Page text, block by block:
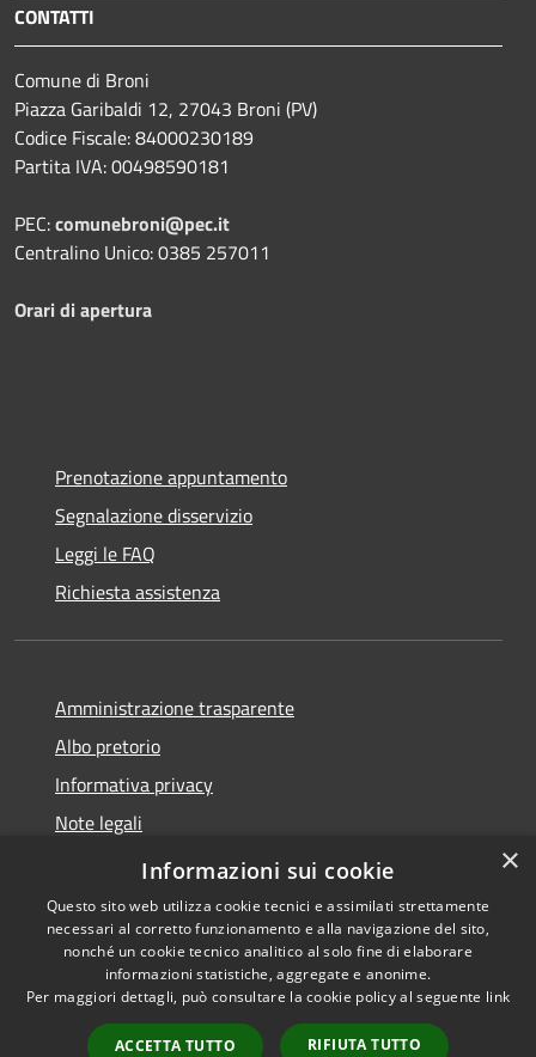
CONTATTI
Comune di Broni
Piazza Garibaldi 12, 27043 Broni (PV)
Codice Fiscale: 84000230189
Partita IVA: 00498590181
PEC:comunebroni@pec.it
Centralino Unico: 0385 257011
Orari di apertura
Prenotazione appuntamento
Segnalazione disservizio
Leggi le FAQ
Richiesta assistenza
Amministrazione trasparente
Albo pretorio
Informativa privacy
Note legali
Dichiarazione di accessibilità
Accessibilità
Dichiarazione di
accessibilità
×
Informazioni sui cookie
Questo sito web utilizza cookie tecnici e assimilati strettamente
necessari al corretto funzionamento e alla navigazione del sito,
nonché un cookie tecnico analitico al solo fine di elaborare
informazioni statistiche, aggregate e anonime.
Per maggiori dettagli, può consultare la cookie policy al seguente link
ACCETTA TUTTO RIFIUTA TUTTO